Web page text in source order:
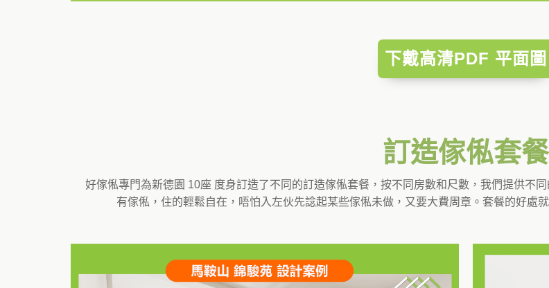
下戴高清PDF 平面圖
訂造傢俬套餐
好傢俬專門為新德園 10座 度身訂造了不同的訂造傢俬套餐，按不同房數和尺數，我們提供不
有傢俬，住的輕鬆自在，唔怕入左伙先諗起某些傢俬未做，又要大費周章。套餐的好處